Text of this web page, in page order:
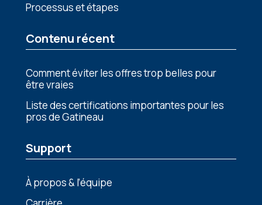
Processus et étapes
Contenu récent
Comment éviter les offres trop belles pour
être vraies
Liste des certifications importantes pour les
pros de Gatineau
Support
À propos & l’équipe